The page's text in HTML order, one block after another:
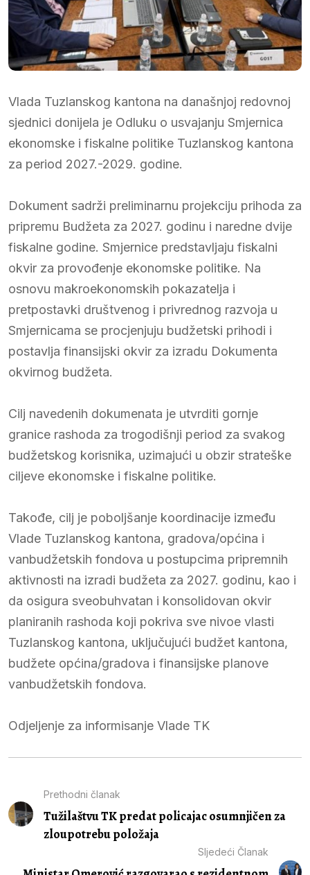
Vlada Tuzlanskog kantona na današnjoj redovnoj
sjednici donijela je Odluku o usvajanju Smjernica
ekonomske i fiskalne politike Tuzlanskog kantona
za period 2027.-2029. godine.
Dokument sadrži preliminarnu projekciju prihoda za
pripremu Budžeta za 2027. godinu i naredne dvije
fiskalne godine. Smjernice predstavljaju fiskalni
okvir za provođenje ekonomske politike. Na
osnovu makroekonomskih pokazatelja i
pretpostavki društvenog i privrednog razvoja u
Smjernicama se procjenjuju budžetski prihodi i
postavlja finansijski okvir za izradu Dokumenta
okvirnog budžeta.
Cilj navedenih dokumenata je utvrditi gornje
granice rashoda za trogodišnji period za svakog
budžetskog korisnika, uzimajući u obzir strateške
ciljeve ekonomske i fiskalne politike.
Takođe, cilj je poboljšanje koordinacije između
Vlade Tuzlanskog kantona, gradova/općina i
vanbudžetskih fondova u postupcima pripremnih
aktivnosti na izradi budžeta za 2027. godinu, kao i
da osigura sveobuhvatan i konsolidovan okvir
planiranih rashoda koji pokriva sve nivoe vlasti
Tuzlanskog kantona, uključujući budžet kantona,
budžete općina/gradova i finansijske planove
vanbudžetskih fondova.
Odjeljenje za informisanje Vlade TK
Prethodni članak
Tužilaštvu TK predat policajac osumnjičen za
zloupotrebu položaja
Sljedeći Članak